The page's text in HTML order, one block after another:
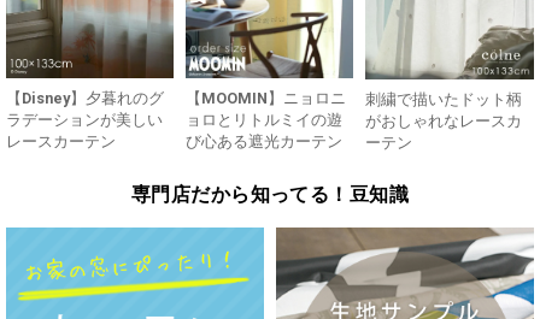
【Disney】夕暮れのグ
ラデーションが美しい
レースカーテン
【MOOMIN】ニョロニ
ョロとリトルミイの遊
び心ある遮光カーテン
刺繍で描いたドット柄
がおしゃれなレースカ
ーテン
専門店だから知ってる！豆知識